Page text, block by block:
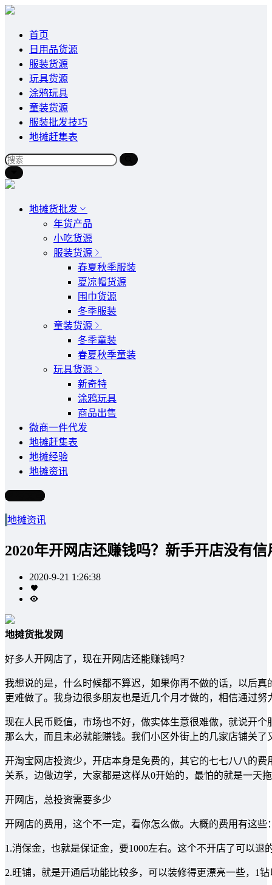
首页
日用品货源
服装货源
玩具货源
涂鸦玩具
童装货源
服装批发技巧
地摊赶集表
地摊货批发
年货产品
小吃货源
服装货源
春夏秋季服装
夏凉帽货源
围巾货源
冬季服装
童装货源
冬季童装
春夏秋季童装
玩具货源
新奇特
涂鸦玩具
商品出售
微商一件代发
地摊赶集表
地摊经验
地摊资讯
写文章
地摊资讯
2020年开网店还赚钱吗？新手开店没有
2020-9-21 1:26:38
地摊货批发网
好多人开网店了，现在开网店还能赚钱吗？
我想说的是，什么时候都不算迟，如果你再不做的话，以后
更难做了。我身边很多朋友也是近几个月才做的，相信通过
现在人民币贬值，市场也不好，做实体生意很难做，就说开
那么大，而且未必就能赚钱。我们小区外街上的几家店铺关
开淘宝网店投资少，开店本身是免费的，其它的七七八八的
关系，边做边学，大家都是这样从0开始的，最怕的就是一天
开网店，总投资需要多少
开网店的费用，这个不一定，看你怎么做。大概的费用有这些
1.消保金，也就是保证金，要1000左右。这个不开店了可以退
2.旺铺，就是开通后功能比较多，可以装修得更漂亮一些，1